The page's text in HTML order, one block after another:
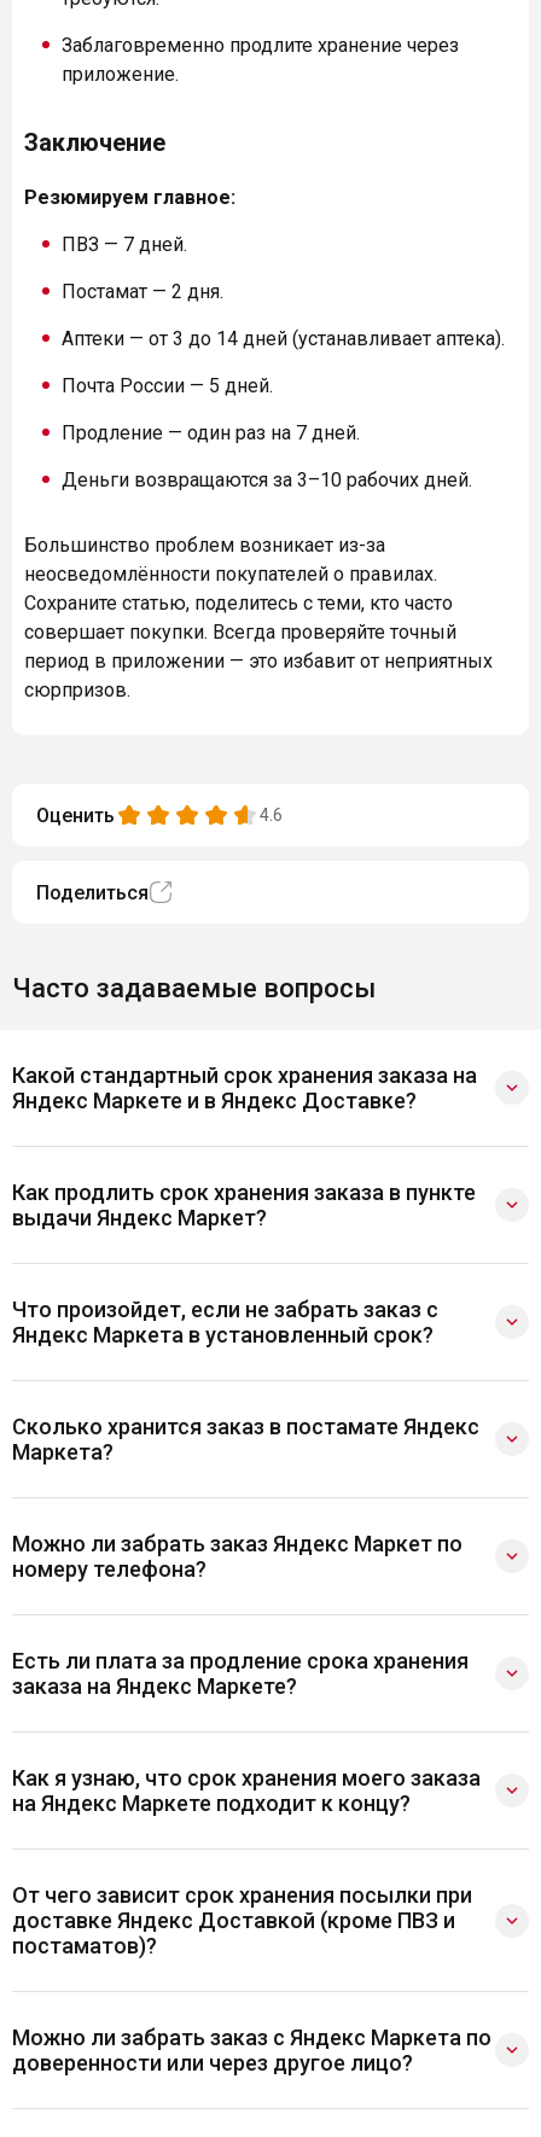
Заблаговременно продлите хранение через
приложение.
Заключение
Резюмируем главное:
ПВЗ — 7 дней.
Постамат — 2 дня.
Аптеки — от 3 до 14 дней (устанавливает аптека).
Почта России — 5 дней.
Продление — один раз на 7 дней.
Деньги возвращаются за 3–10 рабочих дней.
Большинство проблем возникает из-за
неосведомлённости покупателей о правилах.
Сохраните статью, поделитесь с теми, кто часто
совершает покупки. Всегда проверяйте точный
период в приложении — это избавит от неприятных
сюрпризов.
Оценить 4.6
Поделиться
Часто задаваемые вопросы
Какой стандартный срок хранения заказа на
Яндекс Маркете и в Яндекс Доставке?
Как продлить срок хранения заказа в пункте
выдачи Яндекс Маркет?
Что произойдет, если не забрать заказ с
Яндекс Маркета в установленный срок?
Сколько хранится заказ в постамате Яндекс
Маркета?
Можно ли забрать заказ Яндекс Маркет по
номеру телефона?
Есть ли плата за продление срока хранения
заказа на Яндекс Маркете?
Как я узнаю, что срок хранения моего заказа
на Яндекс Маркете подходит к концу?
От чего зависит срок хранения посылки при
доставке Яндекс Доставкой (кроме ПВЗ и
постаматов)?
Можно ли забрать заказ с Яндекс Маркета по
доверенности или через другое лицо?